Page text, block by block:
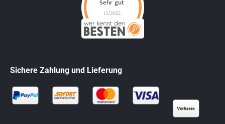
Sichere Zahlung und Lieferung